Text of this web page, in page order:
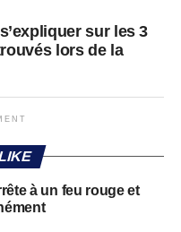
sur les 3
lors de la
à un feu rouge et